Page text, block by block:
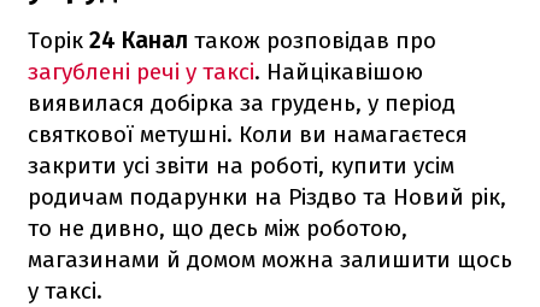
Торік 24 Канал також розповідав про
загублені речі у таксі. Найцікавішою
виявилася добірка за грудень, у період
святкової метушні. Коли ви намагаєтеся
закрити усі звіти на роботі, купити усім
родичам подарунки на Різдво та Новий рік,
то не дивно, що десь між роботою,
магазинами й домом можна залишити щось
у таксі.